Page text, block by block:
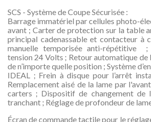
SCS - Système de Coupe Sécurisée :
Barrage immatériel par cellules photo-
avant ; Carter de protection sur la table
principal cadenassable et contacteur à
manuelle temporisée anti-répétitive ;
tension 24 Volts ; Retour automatique de
de n’importe quelle position ; Système
IDEAL ; Frein à disque pour l’arrêt
Remplacement aisé de la lame par
carters ; Dispositif de changement de
tranchant ; Réglage de profondeur de
Écran de commande tactile pour le